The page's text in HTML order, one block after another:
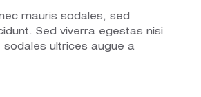
mauris sodales, sed
Sed viverra egestas nisi
sodales ultrices augue a